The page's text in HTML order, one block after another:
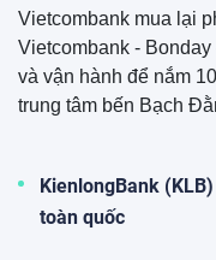
Vietcombank mua lại
Vietcombank -
và vận hành để nắm
trung tâm bến Bạch
KienlongBank
toàn quốc